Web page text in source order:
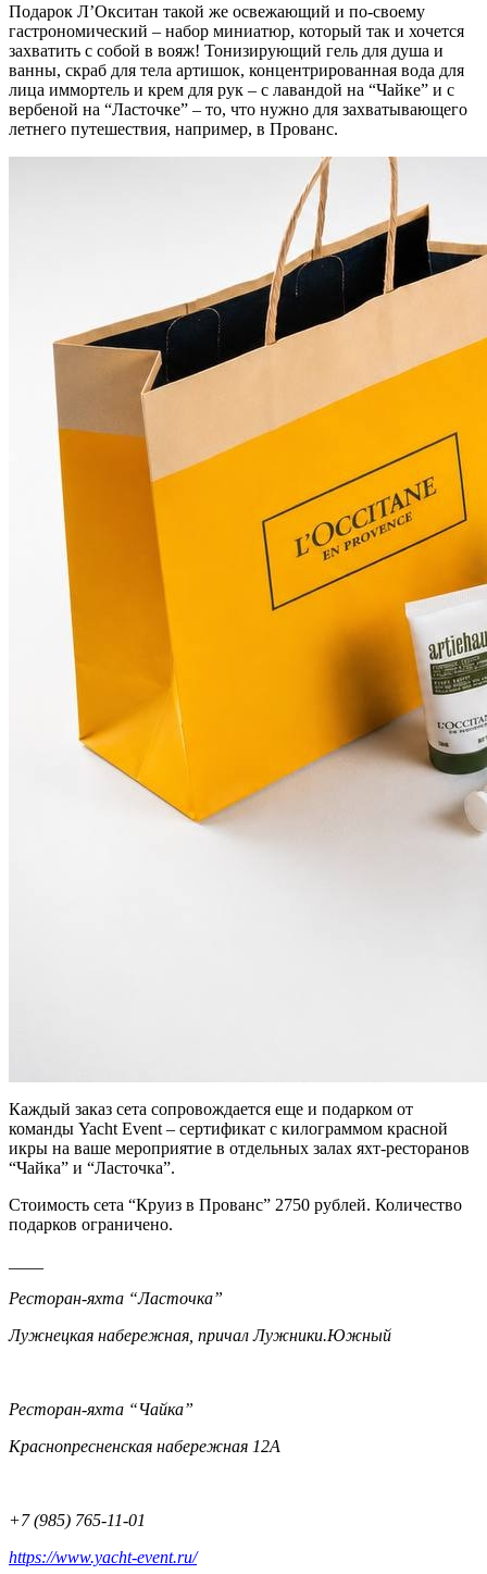
Подарок Л’Окситан такой же освежающий и по-своему
гастрономический – набор миниатюр, который так и хочется
захватить с собой в вояж! Тонизирующий гель для душа и
ванны, скраб для тела артишок, концентрированная вода для
лица иммортель и крем для рук – с лавандой на “Чайке” и с
вербеной на “Ласточке” – то, что нужно для захватывающего
летнего путешествия, например, в Прованс.
Каждый заказ сета сопровождается еще и подарком от
команды Yacht Event – сертификат с килограммом красной
икры на ваше мероприятие в отдельных залах яхт-ресторанов
“Чайка” и “Ласточка”.
Стоимость сета “Круиз в Прованс” 2750 рублей. Количество
подарков ограничено.
Ресторан-яхта “Ласточка”
Лужнецкая набережная, причал Лужники.Южный
Ресторан-яхта “Чайка”
Краснопресненская набережная 12А
+7 (985) 765-11-01
https://www.yacht-event.ru/